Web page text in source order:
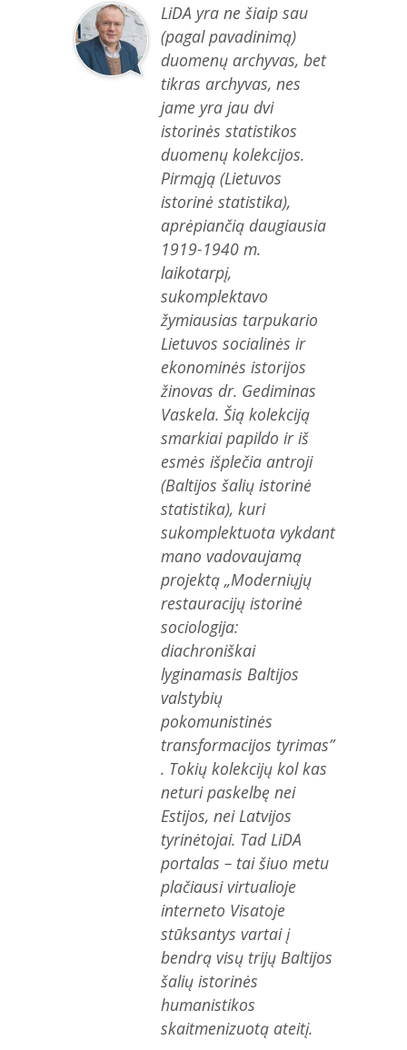
LiDA yra ne šiaip sau
(pagal pavadinimą)
duomenų archyvas, bet
tikras archyvas, nes
jame yra jau dvi
istorinės statistikos
duomenų kolekcijos.
Pirmąją (Lietuvos
istorinė statistika),
aprėpiančią daugiausia
1919-1940 m.
laikotarpį,
sukomplektavo
žymiausias tarpukario
Lietuvos socialinės ir
ekonominės istorijos
žinovas dr. Gediminas
Vaskela. Šią kolekciją
smarkiai papildo ir iš
esmės išplečia antroji
(Baltijos šalių istorinė
statistika), kuri
sukomplektuota vykdant
mano vadovaujamą
projektą „Moderniųjų
restauracijų istorinė
sociologija:
diachroniškai
lyginamasis Baltijos
valstybių
pokomunistinės
transformacijos tyrimas”
. Tokių kolekcijų kol kas
neturi paskelbę nei
Estijos, nei Latvijos
tyrinėtojai. Tad LiDA
portalas – tai šiuo metu
plačiausi virtualioje
interneto Visatoje
stūksantys vartai į
bendrą visų trijų Baltijos
šalių istorinės
humanistikos
skaitmenizuotą ateitį.